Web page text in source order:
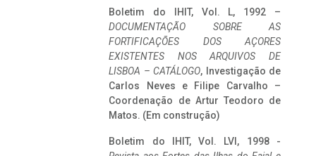
Boletim do IHIT, Vol. L, 1992 –
DOCUMENTAÇÃO SOBRE AS
FORTIFICAÇÕES DOS AÇORES
EXISTENTES NOS ARQUIVOS DE
LISBOA – CATÁLOGO, Investigação de
Carlos Neves e Filipe Carvalho –
Coordenação de Artur Teodoro de
Matos. (Em construção)
Boletim do IHIT, Vol. LVI, 1998 -